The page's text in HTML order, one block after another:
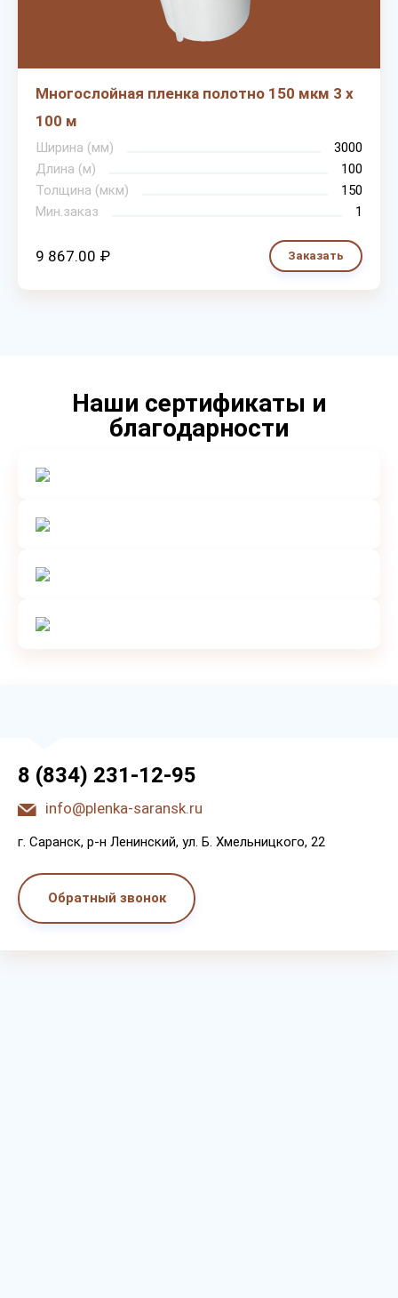
Многослойная пленка полотно 150 мкм 3 х
100 м
Ширина (мм)
3000
Длина (м)
100
Толщина (мкм)
150
Мин.заказ
1
9 867.00 ₽ Заказать
Наши сертификаты и
благодарности
8 (834) 231-12-95
info@plenka-saransk.ru
г. Capaнcк, p-н Лeнинcкий, ул. Б. Хмeльницкoгo, 22
Обратный звонок